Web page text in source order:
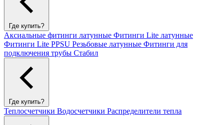
Где купить?
Аксиальные фитинги латунные Фитинги Lite латунные
Фитинги Lite PPSU Резьбовые латунные Фитинги для
подключения трубы Стабил
Где купить?
Теплосчетчики Водосчетчики Распределители тепла